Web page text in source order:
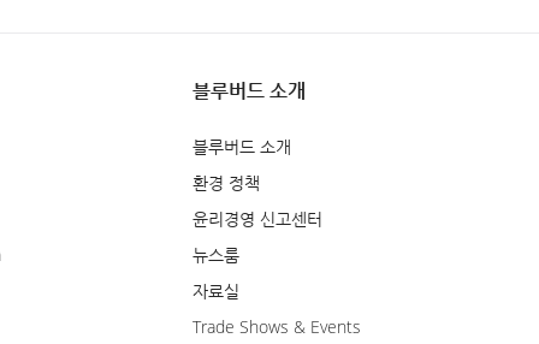
블루버드 소개
블루버드 소개
환경 정책
윤리경영 신고센터
뉴스룸
자료실
Trade Shows & Events